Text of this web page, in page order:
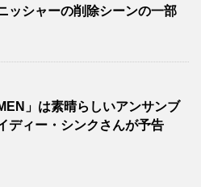
ッシャーの削除シーンの一部
」は素晴らしいアンサンブ
ディー・シンクさんが予告